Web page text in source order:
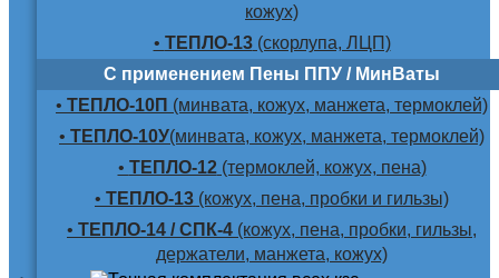
кожух)
• ТЕПЛО-13(скорлупа, ЛЦП)
С применением Пены ППУ / МинВаты
• ТЕПЛО-10П (минвата, кожух, манжета, термоклей)
• ТЕПЛО-10У(минвата, кожух, манжета, термоклей)
• ТЕПЛО-12(термоклей, кожух, пена)
• ТЕПЛО-13 (кожух, пена, пробки и гильзы)
• ТЕПЛО-14 / СПК-4 (кожух, пена, пробки, гильзы,
держатели, манжета, кожух)